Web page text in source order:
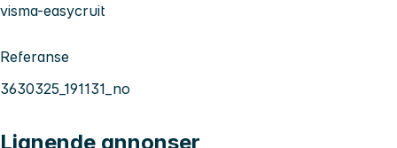
visma-easycruit
Referanse
3630325_191131_no
Lignende annonser